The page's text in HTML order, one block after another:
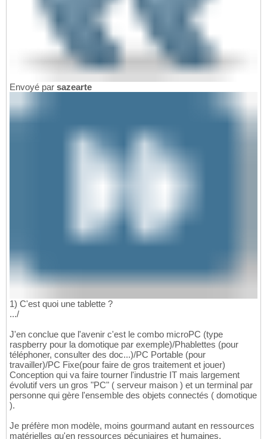
Envoyé par sazearte
1) C'est quoi une tablette ?
.../
J'en conclue que l'avenir c'est le combo microPC (type
raspberry pour la domotique par exemple)/Phablettes (pour
téléphoner, consulter des doc...)/PC Portable (pour
travailler)/PC Fixe(pour faire de gros traitement et jouer)
Conception qui va faire tourner l'industrie IT mais largement
évolutif vers un gros "PC" ( serveur maison ) et un terminal par
personne qui gère l'ensemble des objets connectés ( domotique
).
Je préfère mon modèle, moins gourmand autant en ressources
matérielles qu'en ressources pécuniaires et humaines.